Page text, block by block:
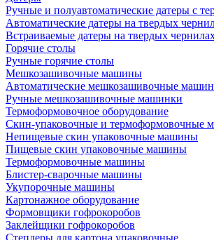
Ручные и полуавтоматические датеры с
Автоматические датеры на твердых
Встраиваемые датеры на твердых
Горячие столы
Ручные горячие столы
Мешкозашивочные машины
Автоматические мешкозашивочные
Ручные мешкозашивочные машинки
Термоформовочное оборудование
Скин-упаковочные и термоформовочные
Непищевые скин упаковочные машины
Пищевые скин упаковочные машины
Термоформовочные машины
Блистер-сварочные машины
Укупорочные машины
Картонажное оборудование
Формовщики гофрокоробов
Заклейщики гофрокоробов
Степлеры для картона упаковочные